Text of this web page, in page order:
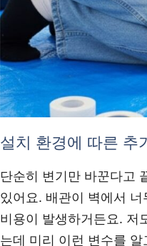
설치 환경에 따른 추
단순히 변기만 바꾼다고
있어요. 배관이 벽에서
비용이 발생하거든요. 저
는데 미리 이런 변수를